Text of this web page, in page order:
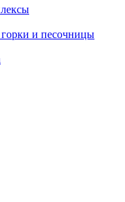
и песочницы